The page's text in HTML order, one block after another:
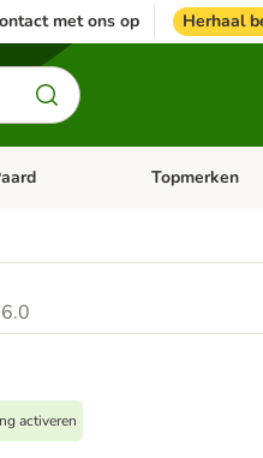
met ons op Herhaal
categorie menu: VogelOpen categorie
Topmerken
activeren